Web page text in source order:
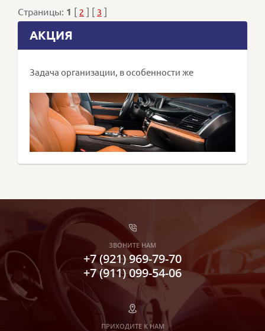
АКЦИЯ
Задача организации, в особенности же
Страницы: 1 [ 2 ] [ 3 ]
ЗВОНИТЕ НАМ
+7 (921) 969-79-70
+7 (911) 099-54-06
ПРИХОДИТЕ К НАМ